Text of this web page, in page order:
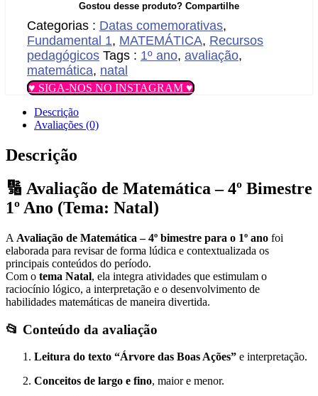
Gostou desse produto? Compartilhe
Categorias : Datas comemorativas,
Fundamental 1, MATEMÁTICA, Recursos
pedagógicos Tags : 1º ano, avaliação,
matemática, natal
♥ SIGA-NOS NO INSTAGRAM ♥
Descrição
Avaliações (0)
Descrição
🔢 Avaliação de Matemática – 4º Bimestre
1º Ano (Tema: Natal)
A Avaliação de Matemática – 4º bimestre para o 1º ano foi
elaborada para revisar de forma lúdica e contextualizada os
principais conteúdos do período.
Com o tema Natal, ela integra atividades que estimulam o
raciocínio lógico, a interpretação e o desenvolvimento de
habilidades matemáticas de maneira divertida.
📂 Conteúdo da avaliação
Leitura do texto “Árvore das Boas Ações” e interpretação.
Conceitos de largo e fino, maior e menor.